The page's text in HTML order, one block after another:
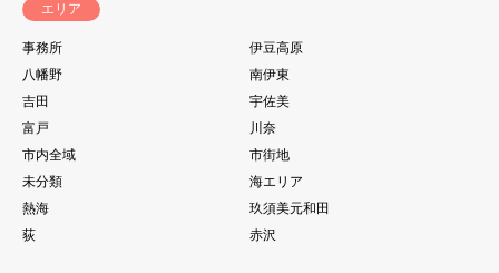
エリア
事務所
伊豆高原
八幡野
南伊東
吉田
宇佐美
富戸
川奈
市内全域
市街地
未分類
海エリア
熱海
玖須美元和田
荻
赤沢